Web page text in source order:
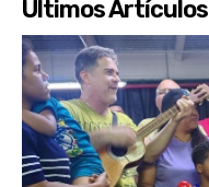
Últimos Artículos